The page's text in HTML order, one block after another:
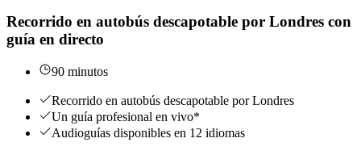
Recorrido en autobús descapotable por Londres con
guía en directo
90 minutos
Recorrido en autobús descapotable por Londres
Un guía profesional en vivo*
Audioguías disponibles en 12 idiomas